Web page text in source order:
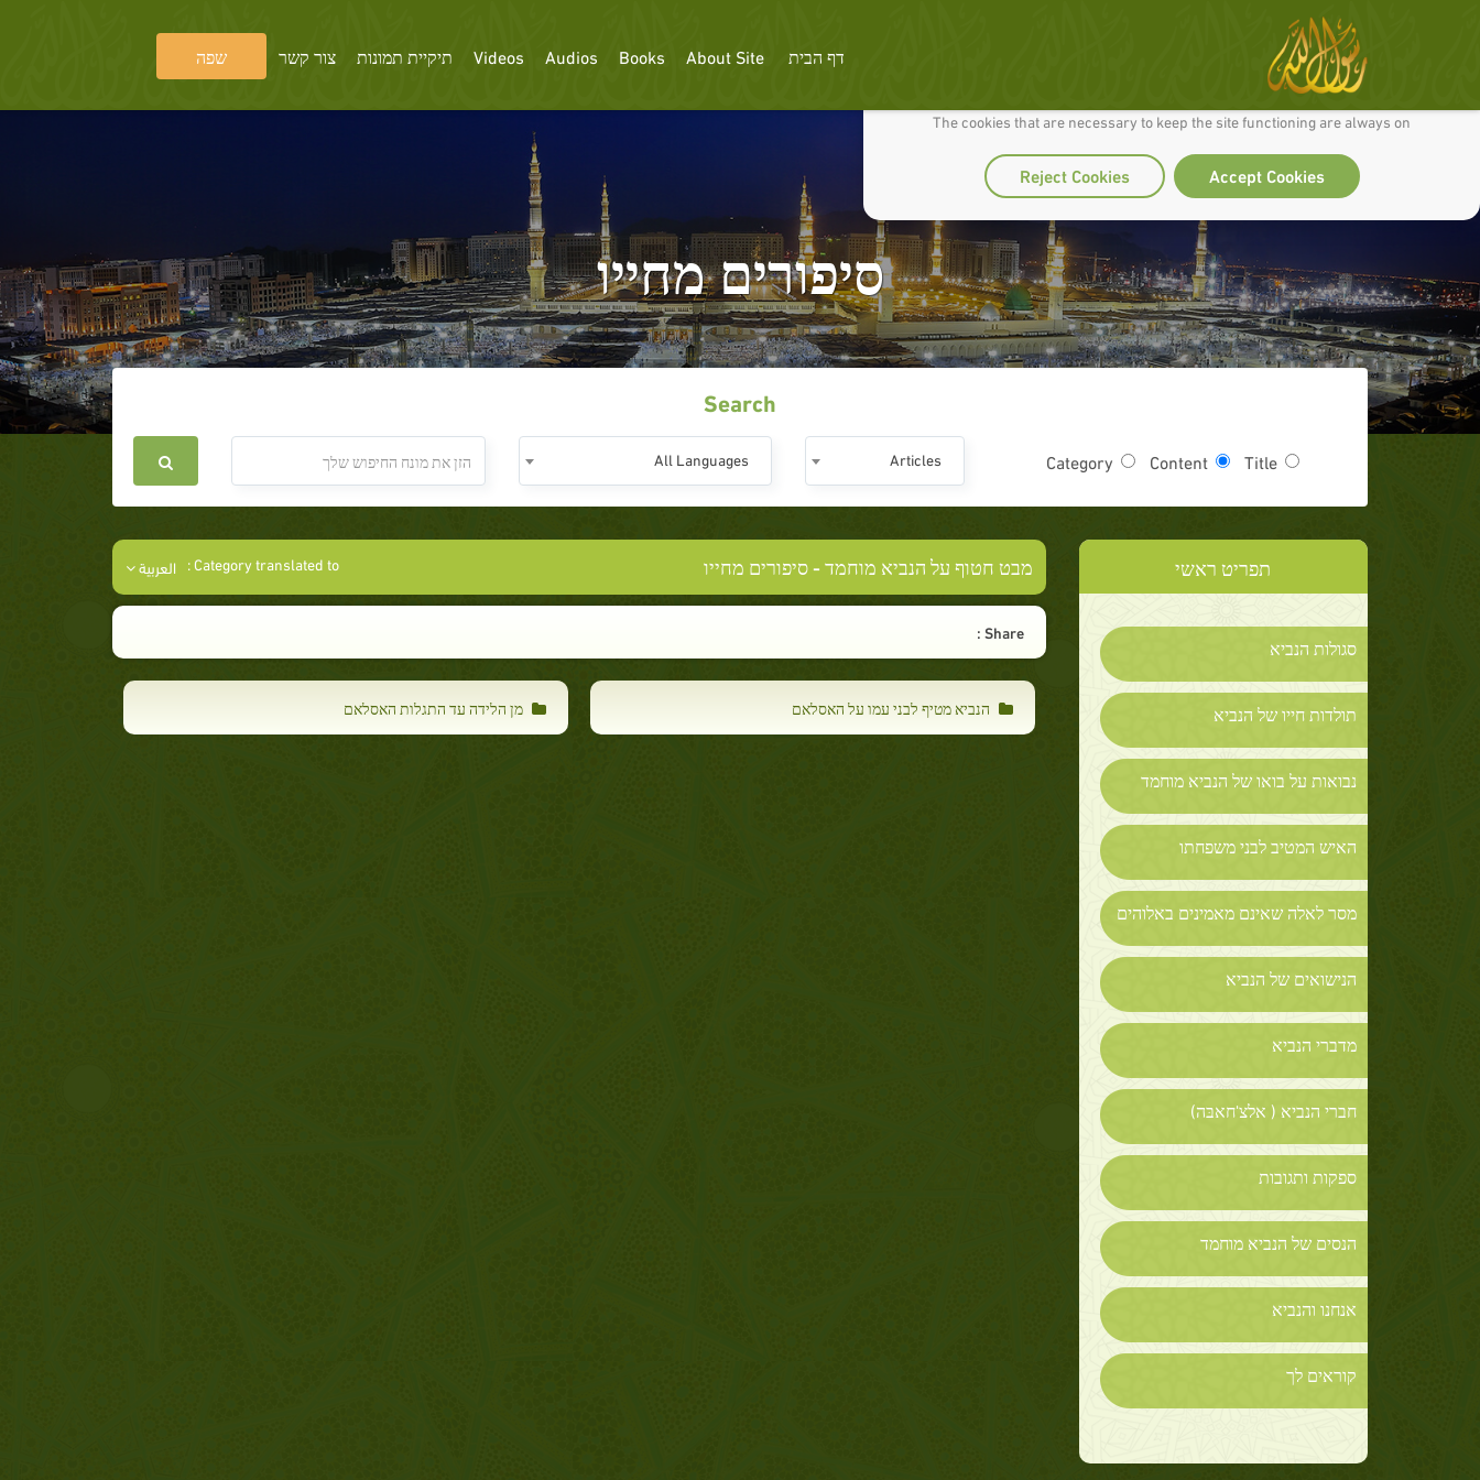
We use cookies to make our site work well for you and so we can continually improve it.
The cookies that are necessary to keep the site functioning are always on
Accept Cookies
Reject Cookies
דף הבית About Site
Books
Audios
Videos תיקיית תמונות צור קשר שפה
סיפורים מחייו
Search
Title
Content
Category
Articles
All Languages
תפריט ראשי
סגולות הנביא
תולדות חייו של הנביא
נבואות על בואו של הנביא מוחמד
האיש המטיב לבני משפחתו
מסר לאלה שאינם מאמינים באלוהים
הנישואים של הנביא
מדברי הנביא
חברי הנביא ( אלצ'חאבּה)
ספקות ותגובות
הנסים של הנביא מוחמד
אנחנו והנביא
קוראים לך
מבט חטוף על הנביא מוחמד- סיפורים מחייו Category translated to : العربية
Share :
הנביא מטיף לבני עמו על האסלאם מן הלידה עד התגלות האסלאם